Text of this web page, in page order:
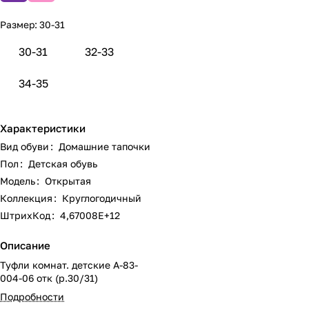
Размер: 30-31
30-31 32-33
34-35
Характеристики
Вид обуви : Домашние тапочки
Пол : Детская обувь
Модель: Открытая
Коллекция : Круглогодичный
ШтрихКод: 4,67008E+12
Описание
Туфли комнат. детские А-83-
004-06 отк (р.30/31)
Подробности